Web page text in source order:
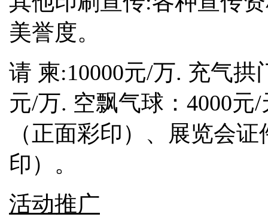
美誉度。
请 柬:10000元/万. 充气拱
元/万. 空飘气球：4000元
（正面彩印）、展览会
印）。
活动推广